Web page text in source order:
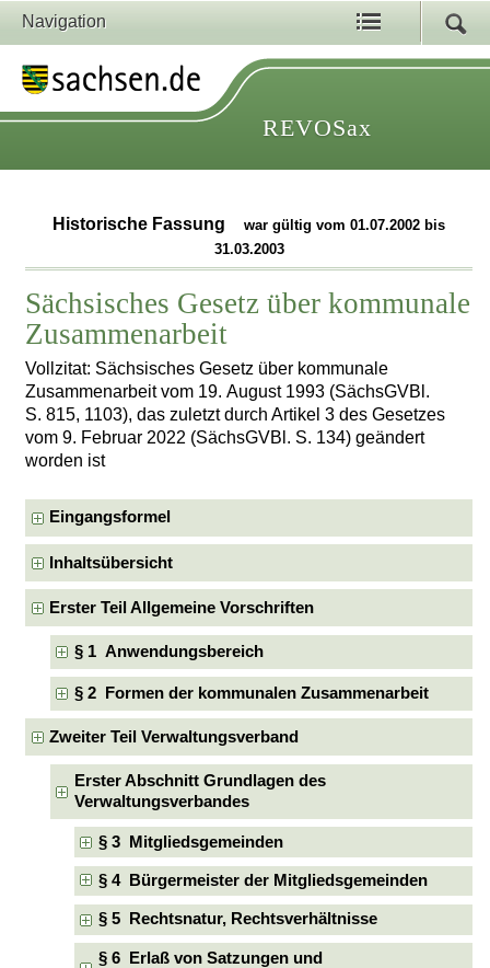
Navigation
REVOSax
Historische Fassung
war gültig vom 01.07.2002 bis
31.03.2003
Sächsisches Gesetz über kommunale
Zusammenarbeit
Vollzitat: Sächsisches Gesetz über kommunale
Zusammenarbeit vom 19. August 1993 (SächsGVBl.
S. 815, 1103), das zuletzt durch Artikel 3 des Gesetzes
vom 9. Februar 2022 (SächsGVBl. S. 134) geändert
worden ist
Eingangsformel
Inhaltsübersicht
Erster Teil Allgemeine Vorschriften
§ 1 Anwendungsbereich
§ 2 Formen der kommunalen Zusammenarbeit
Zweiter Teil Verwaltungsverband
Erster Abschnitt Grundlagen des
Verwaltungsverbandes
§ 3 Mitgliedsgemeinden
§ 4 Bürgermeister der Mitgliedsgemeinden
§ 5 Rechtsnatur, Rechtsverhältnisse
§ 6 Erlaß von Satzungen und